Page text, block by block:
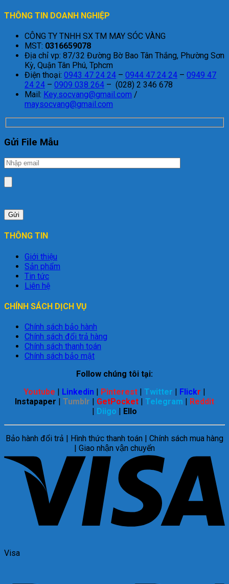
THÔNG TIN DOANH NGHIỆP
CÔNG TY TNHH SX TM MAY SÓC VÀNG
MST: 0316659078
Địa chỉ vp: 87/32 Đường Bờ Bao Tân Thắng, Phường Sơn
Kỳ, Quận Tân Phú, Tphcm
Điện thoại: 0943 47 24 24 – 0944 47 24 24 – 0949 47
24 24 – 0909 038 264 – (028) 2 346 678
Mail: Key.socvang@gmail.com /
maysocvang@gmail.com
Gửi File Mẫu
THÔNG TIN
Giới thiệu
Sản phẩm
Tin tức
Liên hệ
CHÍNH SÁCH DỊCH VỤ
Chính sách bảo hành
Chính sách đổi trả hàng
Chính sách thanh toán
Chính sách bảo mật
Follow chúng tôi tại:
Youtube
Linkedin Pinterest Twitter Flickr
Instapaper
Tumblr GetPocket Telegram
Reddit
Diigo Ello
Bảo hành đổi trả | Hình thức thanh toán | Chính sách mua hàng
| Giao nhận vận chuyển
Visa